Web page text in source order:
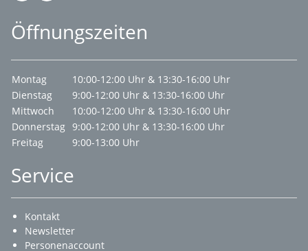
Öffnungszeiten
Montag
10:00-12:00 Uhr & 13:30-16:00 Uhr
Dienstag
9:00-12:00 Uhr & 13:30-16:00 Uhr
Mittwoch
10:00-12:00 Uhr & 13:30-16:00 Uhr
Donnerstag 9:00-12:00 Uhr & 13:30-16:00 Uhr
Freitag
9:00-13:00 Uhr
Service
Kontakt
Newsletter
Personenaccount